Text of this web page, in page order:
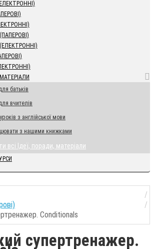
батьків
вчителів
з англійської мови
з нашими книжками
всі Ідеї, поради, матеріали
Conditionals
супертренажер.